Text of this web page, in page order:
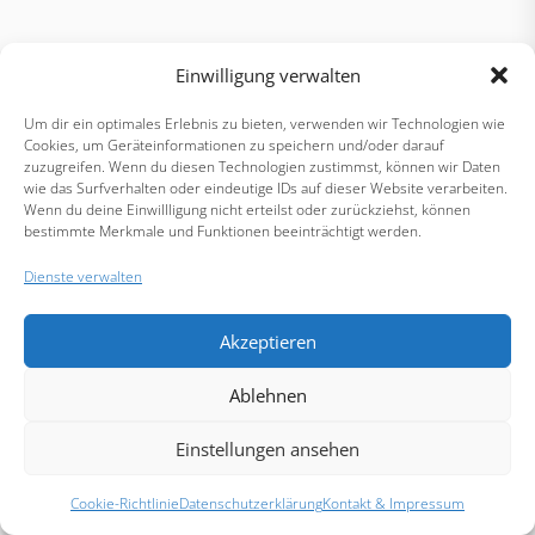
Einwilligung verwalten
Um dir ein optimales Erlebnis zu bieten, verwenden wir Technologien wie
Cookies, um Geräteinformationen zu speichern und/oder darauf
zuzugreifen. Wenn du diesen Technologien zustimmst, können wir Daten
wie das Surfverhalten oder eindeutige IDs auf dieser Website verarbeiten.
Wenn du deine Einwillligung nicht erteilst oder zurückziehst, können
bestimmte Merkmale und Funktionen beeinträchtigt werden.
Dienste verwalten
Akzeptieren
Ablehnen
Einstellungen ansehen
Cookie-RichtlinieDatenschutzerklärungKontakt & Impressum